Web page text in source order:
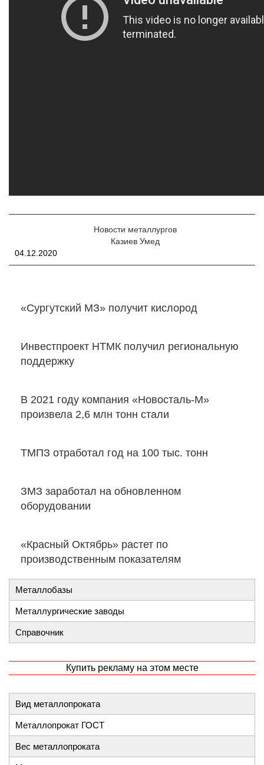
Новости металлургов
Казиев Умед
04.12.2020
«Сургутский МЗ» получит кислород
Инвестпроект НТМК получил региональную
поддержку
В 2021 году компания «Новосталь-М»
произвела 2,6 млн тонн стали
ТМПЗ отработал год на 100 тыс. тонн
ЗМЗ заработал на обновленном
оборудовании
«Красный Октябрь» растет по
производственным показателям
Металлобазы
Металлургические заводы
Справочник
Купить рекламу на этом месте
Вид металлопроката
Металлопрокат ГОСТ
Вес металлопроката